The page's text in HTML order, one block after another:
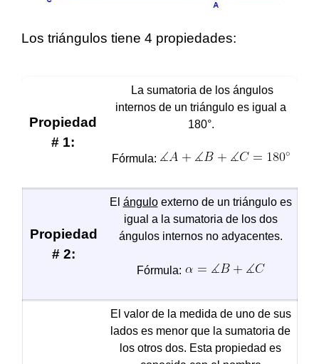
Los triángulos tiene 4 propiedades:
Propiedad
# 1:
La sumatoria de los ángulos
internos de un triángulo es igual a
180°.
Fórmula:
Propiedad
# 2:
El ánguloexterno de un triángulo es
igual a la sumatoria de los dos
ángulos internos no adyacentes.
Fórmula:
El valor de la medida de uno de sus
lados es menor que la sumatoria de
los otros dos. Esta propiedad es